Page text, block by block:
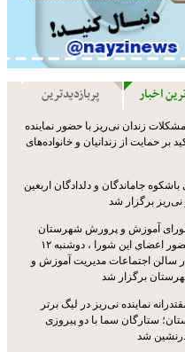
اخبار پربازدیدترین
زندان نی‌ریز با حضور نماینده
بر حمایت از زندانیان و خانواده‌های
باشکوه جاماندگان و دلدادگان اربعین
برگزار شد
آموزش و پرورش شهرستان
نی‌ریز با حضور اعضای این شورا ، دوشنبه ۱۲
سالن اجتماعات مدیریت آموزش و
برگزار شد
نماینده نی‌ریز در لیگ برتر
ستارگان سما با دو پیروزی
شد